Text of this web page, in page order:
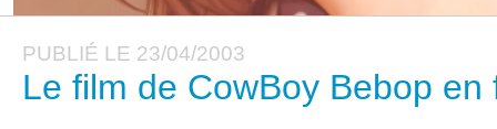
PUBLIÉ LE 23/04/2003
Le film de CowBoy Bebop en